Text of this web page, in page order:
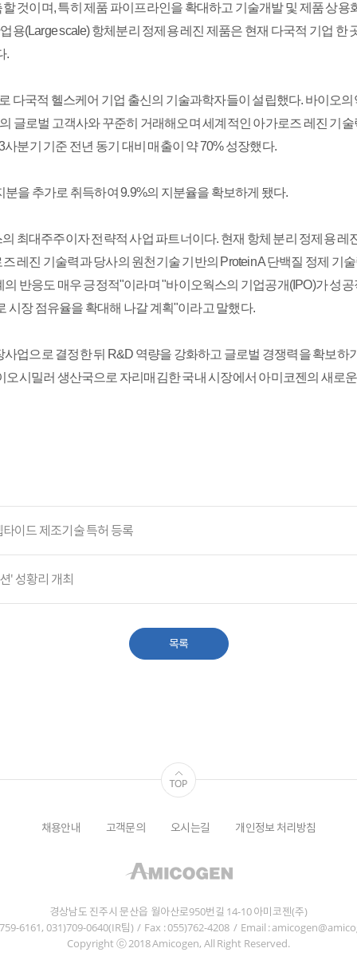
것이며, 특히 제품 파이프라인을 확대하고 기술개발 및 제품 상용
(Large scale) 항체분리 정제용 레진 제품은 현재 다국적 기업 한
.
다국적 헬스케어 기업 출신의 기술과학자들이 설립했다. 바이오
글로벌 고객사와 꾸준히 거래해오며 세계적인 아가로즈 레진 기
분기 기준 전년 동기 대비 매출이 약 70% 성장했다.
을 추가로 취득하여 9.9%의 지분율을 확보하게 됐다.
최대주주이자 전략적 사업 파트너이다. 현재 항체 분리 정제용
레진 기술력과 당사의 원천기술 기반의 Protein A 단백질 정제 기
반응도 매우 긍정적"이라며 "바이오웍스의 기업공개(IPO)가 성
시장 점유율을 확대해 나갈 계획"이라고 말했다.
업으로 결정한 뒤 R&D 역량을 강화하고 글로벌 경쟁력을 확보하
오시밀러 생산국으로 자리매김한 국내 시장에서 아미코젠의 새로
이드 제조기술 특허 등록
' 성황리 개최
목록
채용안내 고객문의 오시는길 개인정보 처리방침
경상남도 진주시 문산읍 월아산로950번길 14-10 아미코젠(주)
6161, 031)709-0640(IR팀) / Fax : 055)762-4208 / Email :
Copyright ⓒ 2018 Amicogen, All Right Reserved.